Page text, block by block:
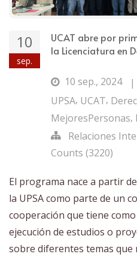
10
sep.
UCAT abre por
la Licenciatura en
10 sep., 2024 |
UPSA, UCAT,
MejoresPersonas,
Relaciones
Counts (3220)
El programa nace a partir
la UPSA como parte de un
cooperación que tiene
ejecución de estudios o
sobre diferentes temas que